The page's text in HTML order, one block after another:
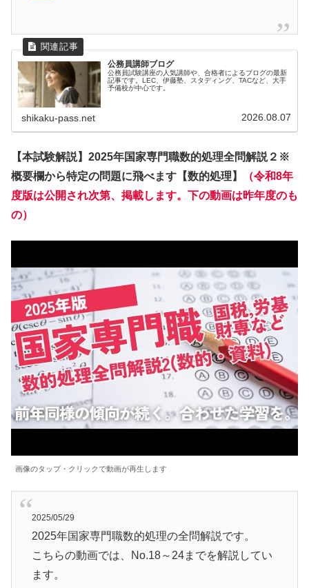
公務員講師ブログ
公務員試験講座の人気講師や、合格者によるブログの最新
記事です。LEC、伊藤塾、スタディング、TACなど、大手
予備校が中心です。
shikaku-pass.net 2026.08.07
【本試験解説】2025年国家専門職数的処理全問解説２※
概要欄から特定の問題に飛べます【数的処理】
（令和8年
度版は公開され次第、掲載します。下の動画は昨年度のも
の）
画像のタップ・クリックで動画が再生します
2025/05/29
2025年国家専門職数的処理の全問解説です。
こちらの動画では、No.18～24までを解説してい
ます。